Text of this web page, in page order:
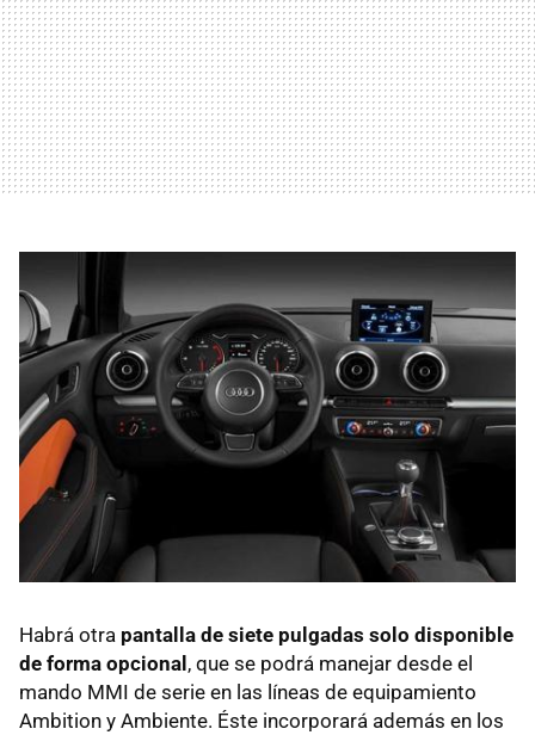
Habrá otra pantalla de siete pulgadas solo disponible
de forma opcional , que se podrá manejar desde el
mando MMI de serie en las líneas de equipamiento
Ambition y Ambiente. Éste incorporará además en los